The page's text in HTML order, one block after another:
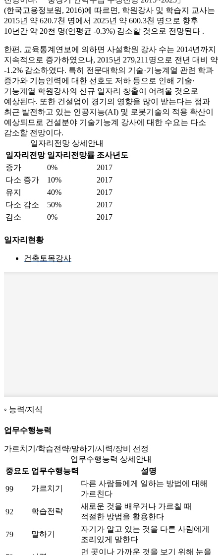
(한국고용정보원, 2016)에 따르면, 학원강사 및 학습지 교사는
2015년 약 620.7천 명에서 2025년 약 600.3천 명으로 향후
10년간 약 20천 명(연평균 -0.3%) 감소할 것으로 전망된다 .
한편, 교육통계연보에 의하면 사설학원 강사 수는 2014년까지
지속적으로 증가하였으나, 2015년 279,211명으로 전년 대비 약
-1.2% 감소하였다. 특히 전문대학의 기술·기능계열 관련 학과
증가와 기능인력에 대한 선호도 저하 등으로 인해 기술·
기능계열 학원강사의 신규 일자리 창출이 어려울 것으로
예상된다. 또한 건설업이 경기의 영향을 많이 받는다는 점과
최근 발전하고 있는 인공지능(AI) 및 로봇기술의 적용 확산이
예상되므로 건설분야 기술기능계 강사에 대한 수요는 다소
감소할 전망이다.
일자리전망 상세안내
일자리전망 일자리전망률 조사년도
증가
0%
2017
다소 증가
10%
2017
유지
40%
2017
다소 감소
50%
2017
감소
0% 2017
일자리현황
건축토목강사
능력/지식
업무수행능력
가르치기/학습전략/말하기/시력/장비 선정
업무수행능력 상세안내
중요도 업무수행능력 설명
99 가르치기
다른 사람들에게 일하는 방법에 대해
가르친다
92 학습전략
새로운 것을 배우거나 가르칠 때
적절한 방법을 활용한다
79 말하기
자기가 알고 있는 것을 다른 사람에게
조리있게 말한다
먼 곳이나 가까운 것을 보기 위해 눈을